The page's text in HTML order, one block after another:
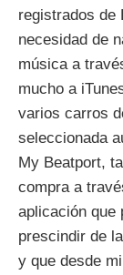
registrados de
necesidad de
música a
mucho a
varios carros
seleccionada
My Beatport,
compra a
aplicación que
prescindir de
y que desde